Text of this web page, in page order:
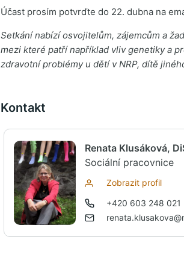
Účast prosím potvrďte do 22. dubna na
Setkání nabízí osvojitelům, zájemcům a
mezi které patří například vliv genetiky a
zdravotní problémy u dětí v NRP, dítě
Kontakt
Renata Klusáková,
Sociální pracovnice
Zobrazit profil
+420 603 248 021